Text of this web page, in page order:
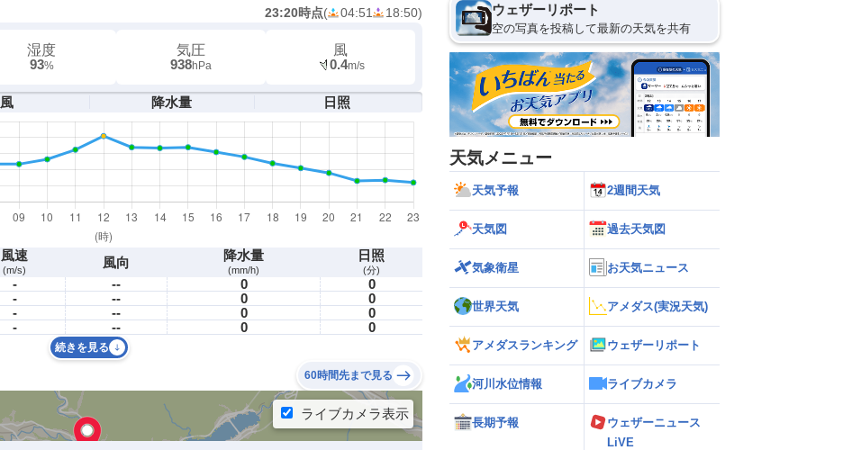
23:20時点( 04:51 18:50)
湿度
93%
気圧
938hPa
風
0.4m/s
風 降水量 日照
風速
(m/s) 風向 降水量
(mm/h)
日照
(分)
- -- 0
0
- -- 0
0
- -- 0
0
- -- 0 0
続きを見る
60時間先まで見る
ウェザーリポート
空の写真を投稿して最新の天気を共有
天気メニュー
天気予報 2週間天気
天気図 過去天気図
気象衛星 お天気ニュース
世界天気 アメダス(実況天気)
アメダスランキング ウェザーリポート
河川水位情報 ライブカメラ
長期予報
ウェザーニュース
LiVE